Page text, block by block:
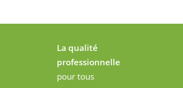
La qualité
professionnelle
pour tous